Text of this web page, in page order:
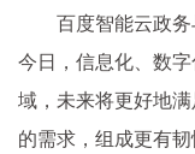
百度智能云政
今日，信息化、数
域，未来将更好地
的需求，组成更有